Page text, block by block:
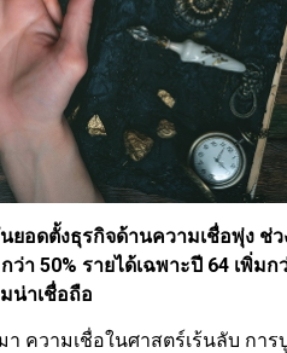
อดตั้งธุรกิจด้านความเชื่อพุ่ง ช่ว
50% รายได้เฉพาะปี 64 เพิ่มก
น่าเชื่อถือ
ความเชื่อในศาสตร์เร้นลับ การ